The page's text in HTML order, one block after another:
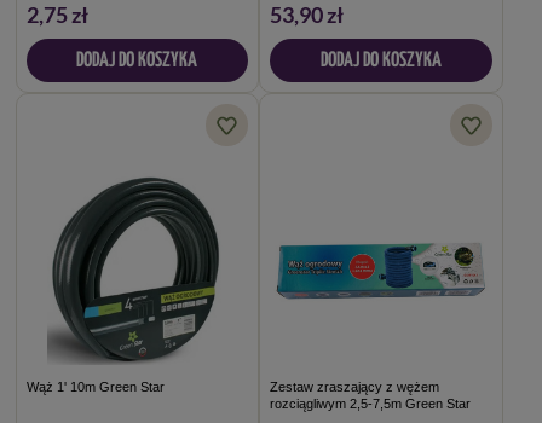
2,75 zł
DODAJ DO KOSZYKA
53,90 zł
DODAJ DO KOSZYKA
Wąż 1' 10m Green Star
Zestaw zraszający z wężem
rozciągliwym 2,5-7,5m Green Star